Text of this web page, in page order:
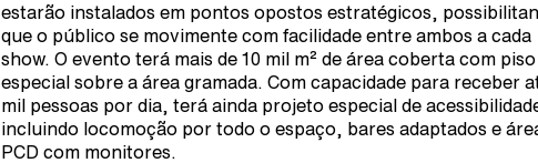
estarão instalados em pontos opostos estratégicos,
que o público se movimente com facilidade entre ambos a cada
show. O evento terá mais de 10 mil m² de área coberta com piso
especial sobre a área gramada. Com capacidade para receber
mil pessoas por dia, terá ainda projeto especial de
incluindo locomoção por todo o espaço, bares adaptados e
PCD com monitores.